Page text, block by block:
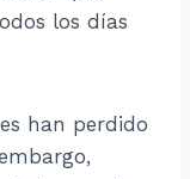
los días
han perdido